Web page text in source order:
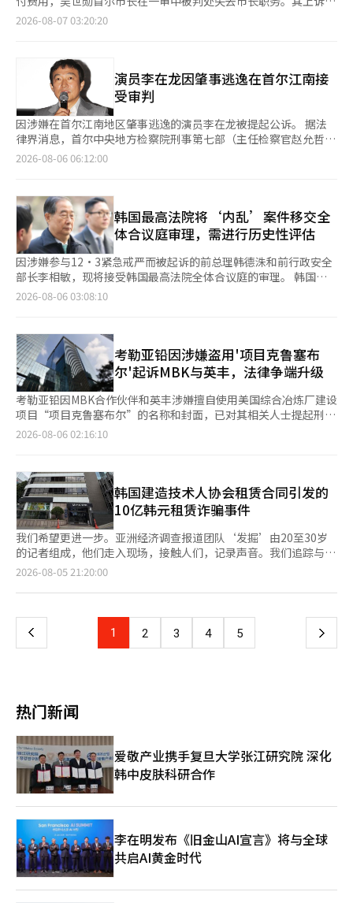
后，租户的份额因优先债权人的存在而难以期待。 阿朱经济调查
系。李某在通话中表示将稍后联系，但之后未再回复。※ 本报道
经人工智能（AI）系统翻译与编辑。
一线教正设施的违反戒严令者拘留准备。未来的审判中，法务部在
戒严期间实际准备拘留对象的程度以及信前部长在内乱重要任务中
施细节。 警方对韩国足球协会进行11小时搜查，调查洪明甫任命
疑云 警方对洪明甫前国家足球队教练的任命过程中的疑云展开调
尔警察厅广域调查队金融犯罪调查组于6日上午9时开始对位于忠南
天安的韩国足球协会办公室和首尔钟路区的足球会馆进行搜查，历
时超过11小时。 这是自足球协会成立以来首次进行搜查。警方确
认已获取足球协会的内部资料。 搜查令中列明了妨碍业务等嫌
疑。警方计划在审查足球协会内部资料后，确认在教练任命过程中
是否存在不当干预。 关于‘舆论调查代缴’的吴世勋上诉审于21
日开始，初审判决失去市长职务 因涉嫌接受‘政治中介’名太均
提供的舆论调查结果，并通过支持者代缴费用，吴世勋市长在初审
对吴市长的上诉审进行首次开庭。与吴市长有相同嫌疑的商人金汉
正和前首尔市政务副市长姜哲元也将在同一天接受审判。 吴市长
因在2021年4·7首尔市长补选前，接受名太均提供的10次舆论调
查结果，并让金汉正代缴3300万韩元的费用，于去年12月被不拘
留起诉。 此前，初审法院首尔中央地方法院刑事合议22部（赵亨
宇法官）于上月22日判处吴市长罚款1000万韩元，并命令追缴
2100万韩元。姜前副市长被判罚款300万韩元，金汉正被判罚款
金汉正代为承担。其余5项则难以确认吴市长是否委托或金汉正是
否代缴。 金正官部长反对以营业利润为基础的绩效奖金，推动股
东大会表决义务化 金正官产业通商部部长于6日表示：“我反对以
营业利润为依据的绩效奖金激励结构。”他解释称，正在推动修订
公司法和资本市场法，以使大额绩效奖金的支付需经过股东大会表
决。 金部长在6日于首尔新闻中心举行的观熏讨论会上作出上述表
态。 金部长指出，在将营业利润的一定比例分配给员工的过程
中，股东和投资者却被忽视。” 他进一步指出：“如果企业无视
股东和投资者的意见，谁还会愿意投资，谁还会愿意成为股东
呢？”并强调：“最终，受害者将是管理层和员工。”※ 本报道
经人工智能（AI）系统翻译与编辑。
疑这是个骗局”。CNN尝试联系该女性以获取她的观点，但未收到
回复。 在俄罗斯，军人战亡后，法律上“最近亲”将获得至少500
年来，针对这一制度的组织性婚姻诈骗频繁发生，成为社会问题。
俄罗斯当局和国营媒体称这些人是“黑寡妇”。 最近，一名军医
院护士因与她照顾的5名士兵相继结婚后，试图领取赔偿金而被解
雇，此事件引发了广泛关注。还有所谓“临终婚姻”的案例频频被
曝光，入伍者在去世前的病床上结婚，批评的声音也在不断扩大。
分析认为，这一现象与俄罗斯政府的婚姻鼓励政策密切相关。CNN
指出，自2022年2月全面入侵乌克兰以来，俄罗斯积极支持入伍军
人的快速结婚，允许省略一般的婚姻登记等待期，并通过国营电视
犯罪分子所利用。去年，在西伯利亚的托木斯克，一名房地产中介
在播客中表示：“找到参与特别军事行动的男性，战亡后可以获得
800万卢布（约合1亿4千万元）”，并称“现在很多女性通过这种
方式购买便宜的公寓。这是一种商业行为。”该中介和主持人最终
被起诉，并被判处社区服务，向军人及其家属公开道歉。 俄罗斯
议会的代表性议员列昂尼德·斯卢茨基警告称：“参与特别军事行
动的家庭必须受到‘黑寡妇’和金融、电话诈骗者的保护”，并表
示这种犯罪行为已达到严重程度。 CNN还报道，一些事件中，军
本报道经人工智能（AI）系统翻译与编辑。
的开庭日期已确定。 根据法律界消息，首尔高等法院刑事第七部
尔市政务副市长姜哲源也将在同一天接受审判。 吴市长因在2021
年4月7日首尔市长补选前，接受名太均提供的10次民调结果，并
让金汉正代付3300万韩元的费用，于去年12月被不拘留起诉。 一
审法院，即首尔中央地方法院刑事合议22部（赵亨宇法官），于上
月22日判处吴市长罚款1000万韩元，并命令追缴2100万韩元。姜
副市长被判罚款300万韩元，金汉正被判罚款500万韩元。 一审认
为，在起诉书中列举的10项民调中，有5项（3项未公开，2项已公
开）是吴市长委托名太均进行的，且金汉正代为支付了2100万韩
治资金法，若因政治资金不当受贿罪被判处100万韩元以上的刑
罚，将在5年内无法担任公职。若已担任公职，则需辞职。如若判
决生效，吴市长将不得不辞去市长职务。 因此，吴市长及所有被
告人和特别检察官民众基团队均对一审判决提出上诉。※ 本报道
经人工智能（AI）系统翻译与编辑。
2026-08-07 03:20:20
演员李在龙因肇事逃逸在首尔江南接
受审判
因涉嫌在首尔江南地区肇事逃逸的演员李在龙被提起公诉。 据法
律界消息，首尔中央地方检察院刑事第七部（主任检察官赵允哲）
于5日以违反道路交通法中事故后未采取措施和妨碍酒精检测的罪
场。他在事故发生后又参加了另一场酒宴，约3小时后在朋友家被
警方抓获。 警方认为李在龙试图通过所谓的“酒后再饮酒”方式
消除酒驾证据，因此将酒驾嫌疑也一并移交给检方。 然而，检方
通过“维德马克公式”推算李在龙驾驶时的血液酒精浓度，结果未
能明确证明其超过0.03%，因此对酒驾嫌疑决定不予起诉。※ 本报
道经人工智能（AI）系统翻译与编辑。
2026-08-06 06:12:00
韩国最高法院将‘内乱’案件移交全
体合议庭审理，需进行历史性评估
因涉嫌参与12·3紧急戒严而被起诉的前总理韩德洙和前行政安全
部长李相敏，现将接受韩国最高法院全体合议庭的审理。 韩国最
高法院于5日通过媒体公告表示：“韩前总理和李前部长的内乱案
求，将在全体合议庭进行审理。” 韩前总理的案件由第二小组
（主审法官吴京美）审理，李前部长的案件由第三小组（主审法官
李兴九）审理，但由于移交全体合议庭，现将接受全体法官（法庭
行政处长除外）的判断。 此前，韩前总理和李前部长的辩护方曾
向各小组提交意见书，要求移交全体合议庭，称“内乱罪的法律理
论需要统一整理”。他们强调，由于两起案件的争议点重叠，事实
关系和法律理论需要统一，并可能成为正在进行的尹前总统内乱案
件的先例，因此需要全体合议庭审理。 上诉案件通常由由四名法
法评估的争议等情况，认为小组审理不适当时，将移交全体合议
庭。然而，尽管经过全体合议庭审理后宣判可能在小组中进行，因
此难以预判。 韩国最高法院通过全体合议庭的移交，如何评估紧
急戒严的法律性质及当时国务委员的行为也备受关注。目前，首尔
高等法院正在审理尹前总统的内乱案件上诉，预计将对此产生重大
影响。 此前，最高法院全体合议庭曾处理过全斗焕新军部内乱案
件和李石基前统合进步党议员的内乱阴谋及内乱煽动案件。 韩前
总理因涉嫌在2024年12月3日紧急戒严宣布时，建议召开国务会议
以形成经过国务委员审议的外观，并在戒严宣布后试图让国务委员
刑至15年。 李前部长则因接受尹前总统关于封锁国会等主要机构
及对媒体断电、断水的指示，并向消防厅长下达“采取适当措
施”的指示而被起诉。他在初审中被判处7年监禁，二审中则被提
定，未能遵守也没有处罚条款。 此外，韩国最高法院于上月23日
体合议庭进行审理。※ 本报道经人工智能（AI）系统翻译与编辑。
2026-08-06 03:08:10
考勒亚铅因涉嫌盗用'项目克鲁塞布
尔'起诉MBK与英丰，法律争端升级
考勒亚铅因MBK合作伙伴和英丰涉嫌擅自使用美国综合冶炼厂建设
项目“项目克鲁塞布尔”的名称和封面，已对其相关人士提起刑事
诉讼。对此，MBK与英丰方面表示，这是对最大股东合法权利行使
伙伴副会长尹钟河及英丰文库控股公司代表张世焕，指控其违反不
正当竞争防止法和妨碍业务。 考勒亚铅声称，MBK与英丰在6月注
册了结合“项目克鲁塞布尔”名称和美国田纳西州的互联网域名，
并于上月初向当地政府官员等分发了印有该名称的活动邀请函，导
致业务主体混淆。此外，在上月举行的当地招待会上，MBK介绍了
其投资组合和英丰的石浦冶炼厂技术，妨碍了考勒亚铅的业务推
进。 “项目克鲁塞布尔”是考勒亚铅于去年12月与美国政府及战
略投资者共同宣布的，规模达740亿美元（约合11万亿韩元）的美
国田纳西州综合冶炼厂建设项目。 考勒亚铅相关人士表
推进，如今却冒充业务主体使用项目名称，实属对两国政府、投资
者和股东的欺骗行为。我们将对妨碍项目正常推进的行为追究法律
标，作为最大股东，我们为与美国当地利益相关者合作而明确主办
谈。” 此外，他们还表示，之前提出的临时禁令申请并非反对项
目本身，而是针对通过第三方配售增资进行经营权防御的行为。
他们强调：“我们并非反对项目本身，而是为了阻止借此借口非法
发行新股以增加友好股份的经营权防御尝试，呼吁崔董事立即停止
将公司的资产和组织作为私利防御手段的行为。”※ 本报道经人
工智能（AI）系统翻译与编辑。
2026-08-06 02:16:10
韩国建造技术人协会租赁合同引发的
10亿韩元租赁诈骗事件
我们希望更进一步。亚洲经济调查报道团队‘发掘’由20至30岁
的记者组成，他们走入现场，接触人们，记录声音。我们追踪与生
活息息相关的经济、产业、政治、社会、房地产和文化等各个领域
掘’将揭示那些看不见的事物，传达那些听不见的声音，我们将再
成立仅57天、注册资本仅1000万韩元的新公司Sovereign State于
2014年4月被选为首尔江南区三星洞韩国建造技术人协会别馆的10
说明，留下了疑问。根据5日亚洲经济调查报道团队的综合报道，
租户方面在转租诈骗民事诉讼过程中，向法院申请提交与协会的租
户选定程序相关的公告、审查标准、董事会会议记录等文件。然
而，法院对此申请予以驳回，导致与勾结疑云相关的关键环节——
公司选定过程在审判中未能得到处理。双方对驳回的理由存在分
歧。租户方面声称协会“根本没有审查程序，相关文件或会议记录
也不存在”，认为存在证明的障碍。而协会相关人士则表示：“我
了解到是因为与转租合同争议无关而被驳回。” 问题在于，如果
租户方面的主张属实，即协会在法庭上主张“相关文件缺失”是事
实，那么这与协会的章程直接冲突。根据协会章程第39条第6项，
关于“重要财产的取得、处置及租赁事项”必须经过董事会决议。
此外，章程第43条和第72条规定，必须将董事会会议记录等决议
事项记录并保存。如果相关文件或会议记录不存在，那么协会可能
2026-08-05 21:20:00
上
页
1 2 3 4 5 下
热门新闻
爱敬产业携手复旦大学张江研究院 深化
韩中皮肤科研合作
李在明发布《旧金山AI宣言》将与全球
共启AI黄金时代